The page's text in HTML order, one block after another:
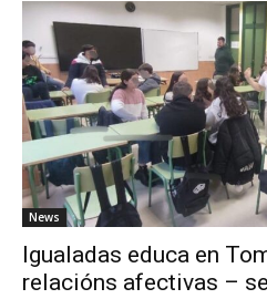
News
Igualadas educa en
relacións afectivas –